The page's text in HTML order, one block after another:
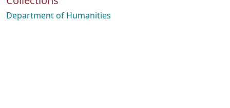
Department of Humanities